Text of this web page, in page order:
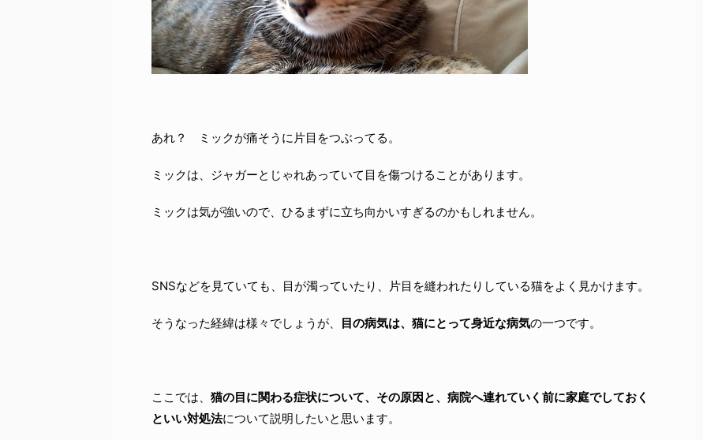
あれ？ ミックが痛そうに片目をつぶってる。
ミックは、ジャガーとじゃれあっていて目を傷つけることがあります。
ミックは気が強いので、ひるまずに立ち向かいすぎるのかもしれません。
SNSなどを見ていても、目が濁っていたり、片目を縫われたりしている猫をよく見かけます。
そうなった経緯は様々でしょうが、 目の病気は、猫にとって身近な病気の一つです。
ここでは、 猫の目に関わる症状について、その原因と、病院へ連れていく前に家庭でしておく
といい対処法について説明したいと思います。